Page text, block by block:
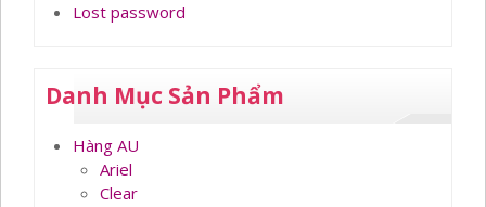
Lost password
Danh Mục Sản Phẩm
Hàng AU
Ariel
Clear